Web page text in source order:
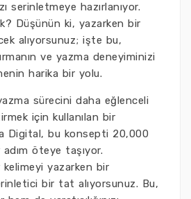
serinletmeye hazırlanıyor.
Düşünün ki, yazarken bir
alıyorsunuz; işte bu,
ve yazma deneyiminizi
harika bir yolu.
sürecini daha eğlenceli
için kullanılan bir
Digital, bu konsepti 20,000
öteye taşıyor.
yazarken bir
bir tat alıyorsunuz. Bu,